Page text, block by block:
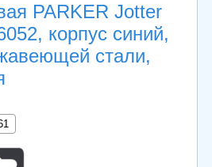
PARKER Jotter
корпус синий,
стали,